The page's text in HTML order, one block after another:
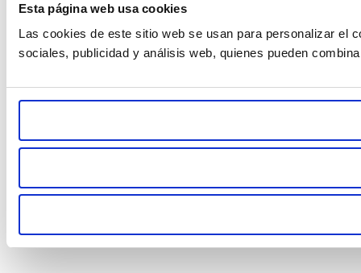
Esta página web usa cookies
Las cookies de este sitio web se usan para personalizar el
sociales, publicidad y análisis web, quienes pueden